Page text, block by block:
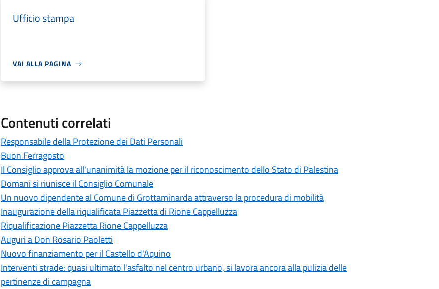
Ufficio stampa
VAI ALLA PAGINA
Contenuti correlati
Responsabile della Protezione dei Dati Personali
Buon Ferragosto
Il Consiglio approva all'unanimità la mozione per il riconoscimento dello Stato di Palestina
Domani si riunisce il Consiglio Comunale
Un nuovo dipendente al Comune di Grottaminarda attraverso la procedura di mobilità
Inaugurazione della riqualificata Piazzetta di Rione Cappelluzza
Riqualificazione Piazzetta Rione Cappelluzza
Auguri a Don Rosario Paoletti
Nuovo finanziamento per il Castello d'Aquino
Interventi strade: quasi ultimato l'asfalto nel centro urbano, si lavora ancora alla pulizia delle
pertinenze di campagna